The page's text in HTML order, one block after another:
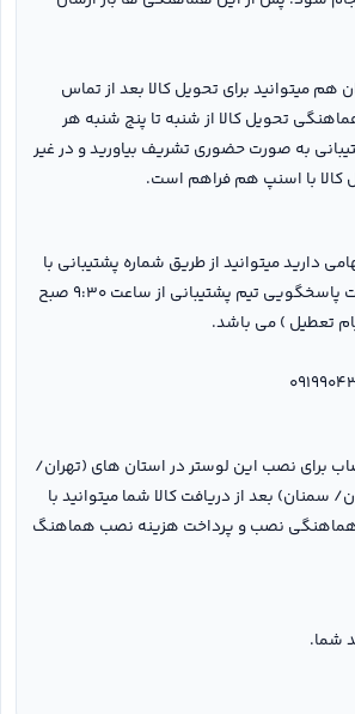
میتوانید برای تحویل کالا بعد از تماس
تحویل کالا از شنبه تا پنج شنبه هر
به صورت حضوری تشریف بیاورید و در غیر
کالا با اسنپ هم فراهم است.
دارید میتوانید از طریق شماره پشتیبانی با
ما تماس بگیرید. ساعات پاسخگویی تیم پشتیبانی از ساعت ۹:۳۰ صبح
برای نصب این لوستر در استان های (تهران/
بعد از دریافت کالا شما میتوانید با
هماهنگی نصب و پرداخت هزینه نصب هماهنگ
شما.